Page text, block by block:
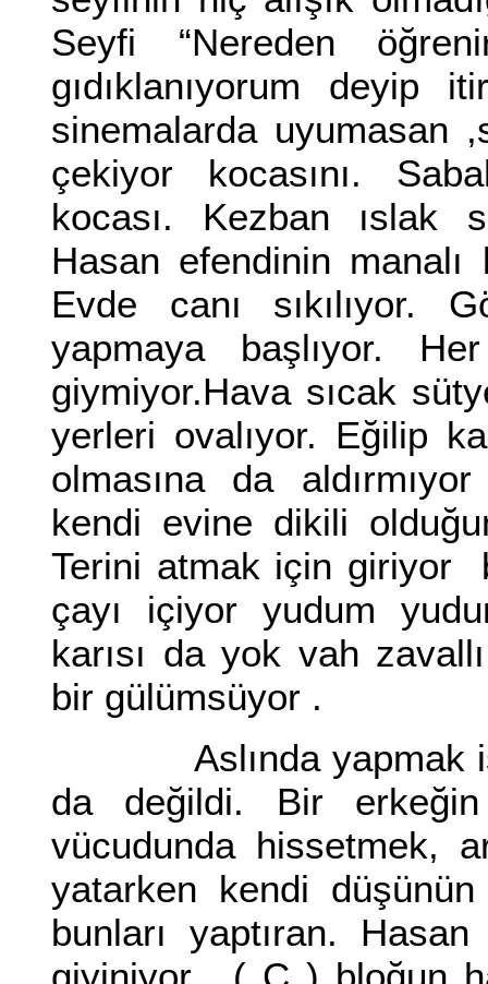
Seyfi “Nereden
gıdıklanıyorum deyip
sinemalarda uyumasan
çekiyor kocasını.
kocası. Kezban ıslak
Hasan efendinin manalı
Evde canı sıkılıyor.
yapmaya başlıyor.
giymiyor.Hava sıcak
yerleri ovalıyor. Eğilip
olmasına da
kendi evine dikili
Terini atmak için giriyor
çayı içiyor yudum
karısı da yok vah
bir gülümsüyor .
Aslında yapmak
da değildi. Bir erkeğin
vücudunda hissetmek,
yatarken kendi
bunları yaptıran.